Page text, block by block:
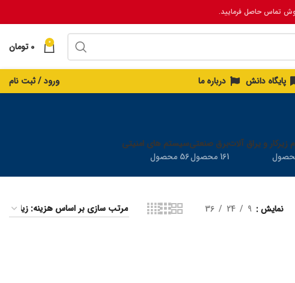
تماس حاصل فرمایید.
0
0 تومان
پایگاه دانش درباره ما ورود / ثبت نام
زیرکار و یراق آلاتبرق صنعتی
161 محصول
سیستم های امنیتی
56 محصول
نمایش 9
24
36